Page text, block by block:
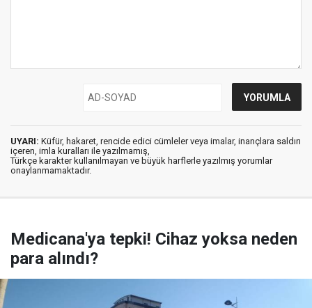
UYARI: Küfür, hakaret, rencide edici cümleler veya imalar, inançlara saldırı
içeren, imla kuralları ile yazılmamış,
Türkçe karakter kullanılmayan ve büyük harflerle yazılmış yorumlar
onaylanmamaktadır.
Medicana'ya tepki! Cihaz yoksa neden
para alındı?